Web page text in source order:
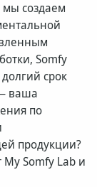
создаем
Somfy
срок
ваша
по
продукции?
Somfy Lab и